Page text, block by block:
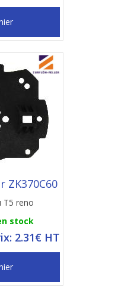
T5 reno
stock
2.31€ HT